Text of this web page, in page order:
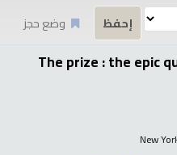
وضع حجز
The prize : the epic
New